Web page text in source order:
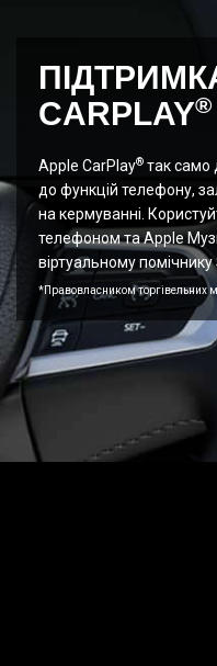
CARPLAY®
Apple CarPlay® так само
до функцій телефону,
на кермуванні.
телефоном та Apple
віртуальному
*Правовласником торгівельних